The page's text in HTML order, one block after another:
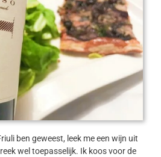
ben geweest, leek me een wijn uit
wel toepasselijk. Ik koos voor de